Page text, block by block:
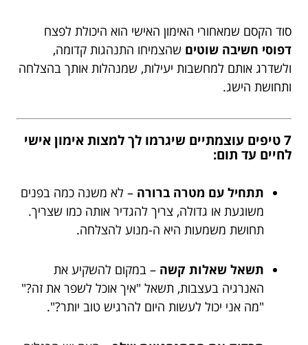
סוד הקסם שמאחורי האימון האישי הוא היכולת לפצח
דפוסי חשיבה שוטים שהצמיחו התנהגות קדומה,
ולשדרג אותם למחשבות יעילות, שמנהלות אותך בהצלחה
ותחושת הישג.
7 טיפים עוצמתיים שיגרמו לך למצות אימון אישי
לחיים עד תום:
תתחיל עם מטרה ברורה – לא משנה כמה בפנים
משוגעת או גדולה, צריך להגדיר אותה כמו שצריך.
תחושת משמעות היא ה-מנוע להצלחה.
תשאל שאלות קשה – במקום להשקיע את
האנרגיה בעצבות, תשאל "איך אוכל לשפר את זה?"
"מה אני יכול לעשות היום להרגיש טוב יותר?".